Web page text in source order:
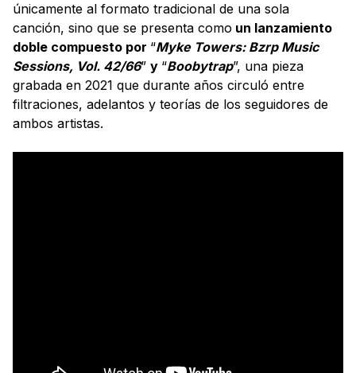
únicamente al formato tradicional de una sola
canción, sino que se presenta como un lanzamiento
doble compuesto por “Myke Towers: Bzrp Music
Sessions, Vol. 42/66” y “Boobytrap”, una pieza
grabada en 2021 que durante años circuló entre
filtraciones, adelantos y teorías de los seguidores de
ambos artistas.